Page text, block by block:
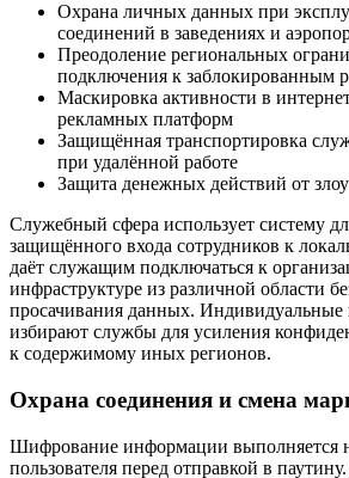
Охрана личных данных при
соединений в заведениях и
Преодоление региональных
подключения к заблокированным
Маскировка активности в
рекламных платформ
Защищённая транспортировка
при удалённой работе
Защита денежных действий от
Служебный сфера использует систему
защищённого входа сотрудников к
даёт служащим подключаться к
инфраструктуре из различной области
просачивания данных. Индивидуальные
избирают службы для усиления
к содержимому иных регионов.
Охрана соединения и смена
Шифрование информации выполняется
пользователя перед отправкой в